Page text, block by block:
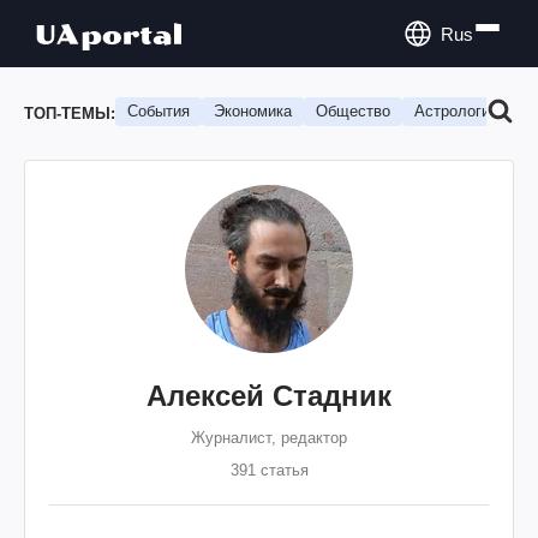
Rus
ТОП-ТЕМЫ: События Экономика Общество Астрология
Алексей Стадник
Журналист, редактор
391 статья